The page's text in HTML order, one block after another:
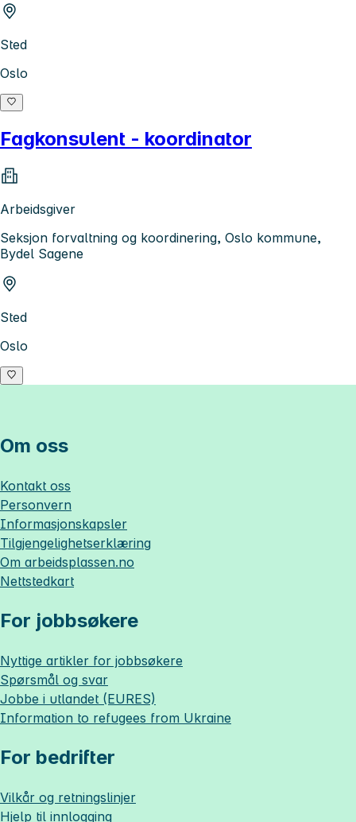
Sted
Oslo
Fagkonsulent - koordinator
Arbeidsgiver
Seksjon forvaltning og koordinering, Oslo kommune,
Bydel Sagene
Sted
Oslo
Om oss
Kontakt oss
Personvern
Informasjonskapsler
Tilgjengelighetserklæring
Om arbeidsplassen.no
Nettstedkart
For jobbsøkere
Nyttige artikler for jobbsøkere
Spørsmål og svar
Jobbe i utlandet (EURES)
Information to refugees from Ukraine
For bedrifter
Vilkår og retningslinjer
Hjelp til innlogging